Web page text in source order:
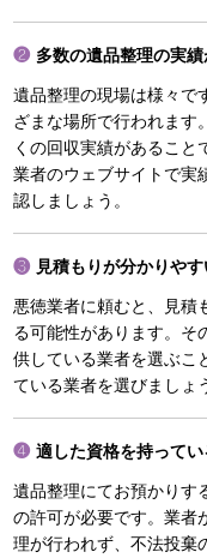
多数の遺品整理の実績
遺品整理の現場は様々で
ざまな場所で行われます
くの回収実績があること
業者のウェブサイトで実
認しましょう。
見積もりが分かりやす
悪徳業者に頼むと、見積
る可能性があります。そ
供している業者を選ぶこ
ている業者を選びましょ
適した資格を持ってい
遺品整理にてお預かりす
の許可が必要です。業者
理が行われず、不法投棄